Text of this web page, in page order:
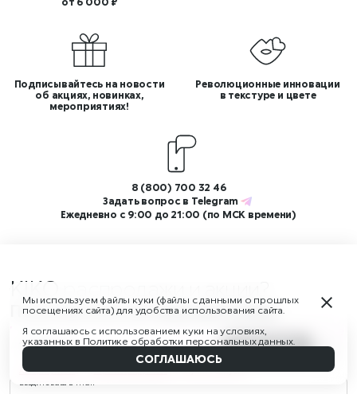
1 390 ₽ В КОРЗИНУ
Авторизуйтесьилизарегистрируйтесьи получите бонусы!
Подписывайтесь на новости
об акциях, новинках,
мероприятиях!
Революционные инновации
в текстуре и цвете
8 (800) 700 32 46
Задать вопрос в Telegram
Ежедневно с 9:00 до 21:00 (по МСК времени)
KIKO
Подпишитесь на нашу рассылку!
И получите скидку 350 ₽ на первый заказ от 3 500 ₽, а также
доступ к ограниченным распродажам и новостям бренда
Наверх
Мы используем файлы куки (файлы с данными о прошлых
посещениях сайта) для удобства использования сайта.
Я соглашаюсь с использованием куки на условиях,
указанных в Политике обработки персональных данных.
СОГЛАШАЮСЬ